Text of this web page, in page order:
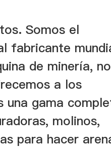
Somos el
fabricante
de minería, no
a los
una gama
molinos,
para hacer